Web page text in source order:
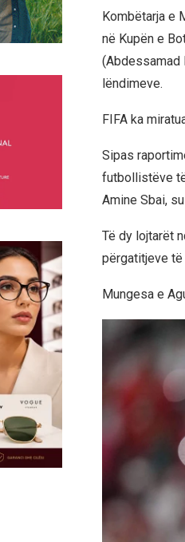
Kombëtarja e
në Kupën e
(Abdessamad
lëndimeve.
FIFA ka
Sipas
futbollistëve
Amine Sbai,
Të dy lojtarët
përgatitjeve
Mungesa e